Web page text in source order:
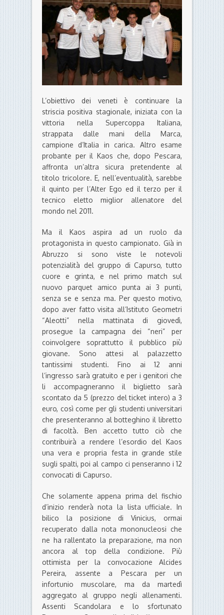
L’obiettivo dei veneti è continuare la
striscia positiva stagionale, iniziata con la
vittoria nella Supercoppa Italiana,
strappata dalle mani della Marca,
campione d’Italia in carica. Altro esame
probante per il Kaos che, dopo Pescara,
affronta un’altra sicura pretendente al
titolo tricolore. E, nell’eventualità, sarebbe
il quinto per l’Alter Ego ed il terzo per il
tecnico eletto miglior allenatore del
mondo nel 2011.
Ma il Kaos aspira ad un ruolo da
protagonista in questo campionato. Già in
Abruzzo si sono viste le notevoli
potenzialità del gruppo di Capurso, tutto
cuore e grinta, e nel primo match sul
nuovo parquet amico punta ai 3 punti,
senza se e senza ma. Per questo motivo,
dopo aver fatto visita all’Istituto Geometri
“Aleotti” nella mattinata di giovedì,
prosegue la campagna dei “neri” per
coinvolgere soprattutto il pubblico più
giovane. Sono attesi al palazzetto
tantissimi studenti. Fino ai 12 anni
l’ingresso sarà gratuito e per i genitori che
li accompagneranno il biglietto sarà
scontato da 5 (prezzo del ticket intero) a 3
euro, così come per gli studenti universitari
che presenteranno al botteghino il libretto
di facoltà. Ben accetto tutto ciò che
contribuirà a rendere l’esordio del Kaos
una vera e propria festa in grande stile
sugli spalti, poi al campo ci penseranno i 12
convocati di Capurso.
Che solamente appena prima del fischio
d’inizio renderà nota la lista ufficiale. In
bilico la posizione di Vinicius, ormai
recuperato dalla nota mononucleosi che
ne ha rallentato la preparazione, ma non
ancora al top della condizione. Più
ottimista per la convocazione Alcides
Pereira, assente a Pescara per un
infortunio muscolare, ma da martedì
aggregato al gruppo negli allenamenti.
Assenti Scandolara e lo sfortunato